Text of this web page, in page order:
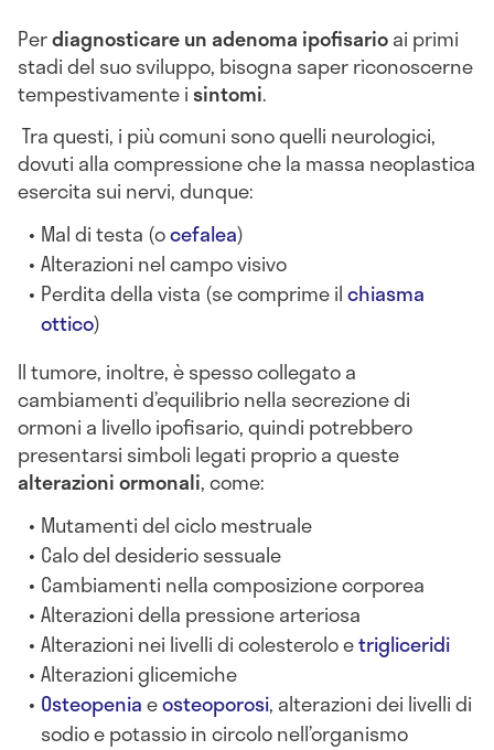
Perdiagnosticare un adenoma ipofisarioai primi
stadi del suo sviluppo, bisogna saper riconoscerne
tempestivamente isintomi.
Tra questi, i più comuni sono quelli neurologici,
dovuti alla compressione che la massa neoplastica
esercita sui nervi, dunque:
Mal di testa (ocefalea)
Alterazioni nel campo visivo
Perdita della vista (se comprime ilchiasma
ottico)
Il tumore, inoltre, è spesso collegato a
cambiamenti d’equilibrio nella secrezione di
ormoni a livello ipofisario, quindi potrebbero
presentarsi simboli legati proprio a queste
alterazioni ormonali, come:
Mutamenti del ciclo mestruale
Calo del desiderio sessuale
Cambiamenti nella composizione corporea
Alterazioni della pressione arteriosa
Alterazioni nei livelli di colesterolo etrigliceridi
Alterazioni glicemiche
Osteopeniaeosteoporosi, alterazioni dei livelli di
sodio e potassio in circolo nell’organismo